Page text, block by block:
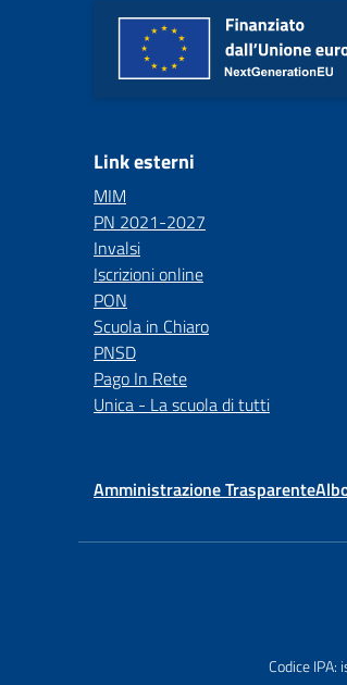
Link esterni
MIM
PN 2021-2027
Invalsi
Iscrizioni online
PON
Scuola in Chiaro
PNSD
Pago In Rete
Unica - La scuola di tutti
Amministrazione Trasparente
Codice